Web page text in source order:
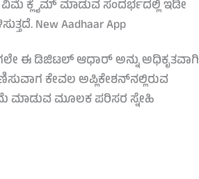
ವಿಮೆ ಕ್ಲೈಮ್ ಮಾಡುವ ಸಂದರ್ಭದಲ್ಲಿ ಇಡೀ
New Aadhaar App
ಈ ಡಿಜಿಟಲ್ ಆಧಾರ್ ಅನ್ನು ಅಧಿಕೃತವಾಗಿ
ಕೇವಲ ಅಪ್ಲಿಕೇಶನ್‌ನಲ್ಲಿರುವ
ಮಾಡುವ ಮೂಲಕ ಪರಿಸರ ಸ್ನೇಹಿ